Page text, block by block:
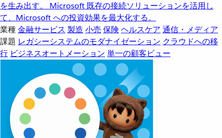
を生み出す。
Microsoft 既存の接続ソリューションを活用し
て、Microsoft への投資効果を最大化する。
業種金融サービス 製造 小売 保険 ヘルスケア 通信・メディア
課題 レガシーシステムのモダナイゼーション クラウドへの移
行 ビジネスオートメーション 単一の顧客ビュー